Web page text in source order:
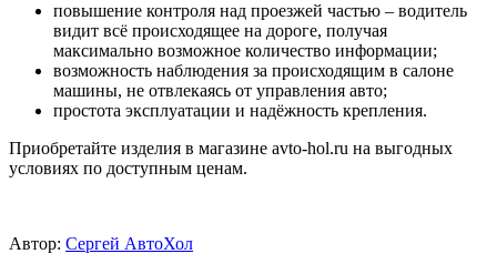
повышение контроля над проезжей частью – водитель
видит всё происходящее на дороге, получая
максимально возможное количество информации;
возможность наблюдения за происходящим в салоне
машины, не отвлекаясь от управления авто;
простота эксплуатации и надёжность крепления.
Приобретайте изделия в магазине avto-hol.ru на выгодных
условиях по доступным ценам.
Автор: Сергей АвтоХол